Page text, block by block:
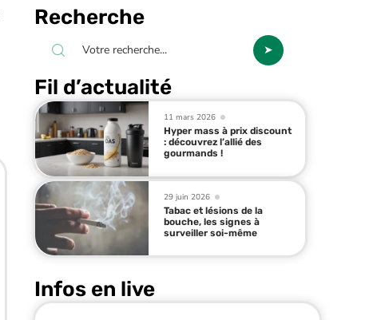
Recherche
Fil d’actualité
11 mars 2026
Hyper mass à prix discount
: découvrez l’allié des
gourmands !
29 juin 2026
Tabac et lésions de la
bouche, les signes à
surveiller soi-même
Infos en live